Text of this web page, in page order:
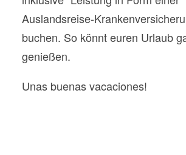
Auslandsreise-
buchen. So könnt euren Urlaub
genießen.
Unas buenas vacaciones!